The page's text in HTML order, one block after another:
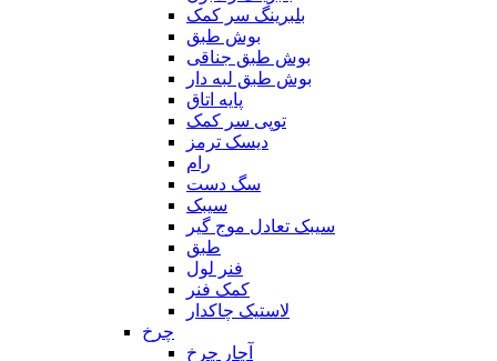
بلبرینگ سر کمک
بوش طبق
بوش طبق جناقی
بوش طبق لبه دار
پایه اتاق
توپی سر کمک
دیسک ترمز
رام
سگ دست
سیبک
سیبک تعادل موج گیر
طبق
فنر لول
کمک فنر
لاستیک چاکدار
چرخ
آچار چرخ